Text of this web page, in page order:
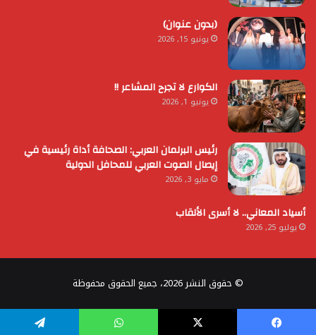
(بدون عنوان)
يونيو 15, 2026
الكوارع لا تجرح المشاعر !!
يونيو 1, 2026
رئيس البرلمان العربي: الصحافة أداة رئيسية في
إيصال الصوت العربي للمحافل الدولية
مايو 3, 2026
أسياد المعاني.. لا أسرى الألقاب
يوليو 25, 2026
© حقوق النشر 2026، جميع الحقوق محفوظة